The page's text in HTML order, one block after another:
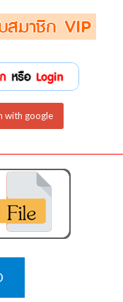
with google